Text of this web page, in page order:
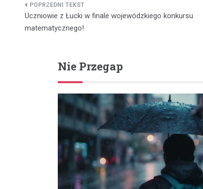
Nawigacja
wpisu
Uczniowie z Łucki w finale wojewódzkiego konkursu
matematycznego!
Nie Przegap